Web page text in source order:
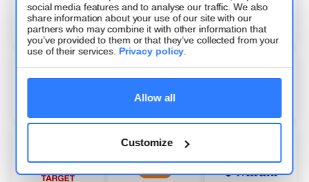
social media features and to analyse our traffic. We also
share information about your use of our site with our
partners who may combine it with other information that
you’ve provided to them or that they’ve collected from your
use of their services. Privacy policy.
Allow all
Customize